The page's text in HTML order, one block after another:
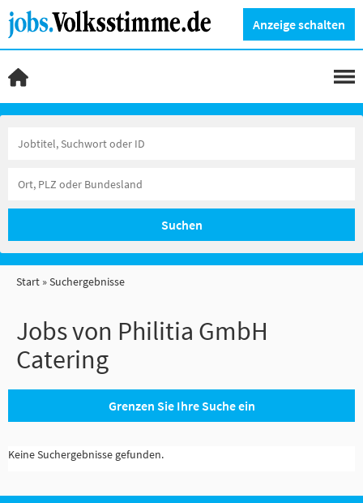
Anzeige schalten
Suchen
Start Suchergebnisse
Jobs von Philitia GmbH
Catering
Grenzen Sie Ihre Suche ein
Keine Suchergebnisse gefunden.